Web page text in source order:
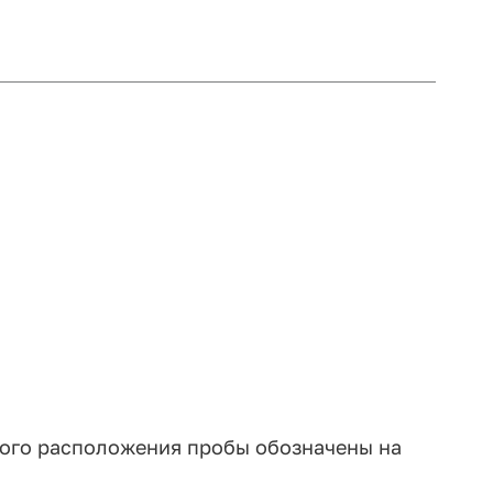
расположения пробы обозначены на